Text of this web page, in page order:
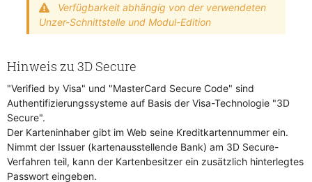
Verfügbarkeit abhängig von der verwendeten
Unzer-Schnittstelle und Modul-Edition
Hinweis zu 3D Secure
"Verified by Visa" und "MasterCard Secure Code" sind
Authentifizierungssysteme auf Basis der Visa-Technologie "3D
Secure".
Der Karteninhaber gibt im Web seine Kreditkartennummer ein.
Nimmt der Issuer (kartenausstellende Bank) am 3D Secure-
Verfahren teil, kann der Kartenbesitzer ein zusätzlich hinterlegtes
Passwort eingeben.